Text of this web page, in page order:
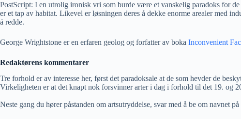
PostScript: I en utrolig ironisk vri som burde være et vanskelig paradoks for
er et tap av habitat. Likevel er løsningen deres å dekke enorme arealer med
å redde.
George Wrightstone er en erfaren geolog og forfatter av boka Inconvenient
Redaktørens kommentarer
Tre forhold er av interesse her, først det paradoksale at de som hevder de
Virkeligheten er at det knapt nok forsvinner arter i dag i forhold til det 19. og
Neste gang du hører påstanden om artsutryddelse, svar med å be om navnet